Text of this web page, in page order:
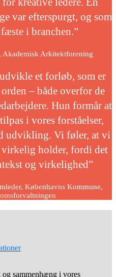
var efterspurgt, og som
i branchen.”
Akademisk Arkitektforening
et forløb, som er
– både overfor de
Hun formår at
i vores forståelser,
udvikling. Vi føler, at vi
virkelig holder, fordi det
og virkelighed”
Københavns Kommune,
og sammenhæng i vores